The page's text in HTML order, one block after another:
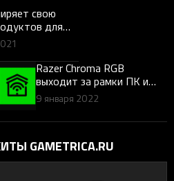
свою
для
новыми
Kaira Pro и
Razer Chroma RGB
выходит за рамки ПК и
внедряется в «Умный
9 января 2022
GAMETRICA.RU